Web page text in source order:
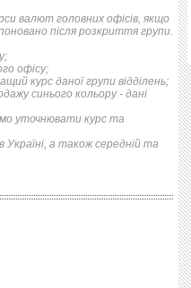
ДОСТАВКА І ОПЛАТА
валют головних офісів, якщо
після розкриття групи.
офісу;
курс даної групи відділень;
синього кольору - дані
уточнювати курс та
Україні, а також середній та